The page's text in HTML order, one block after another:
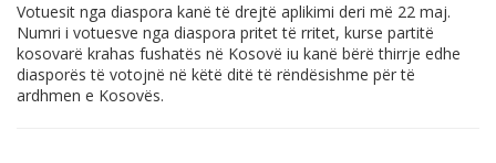
Votuesit nga diaspora kanë të drejtë aplikimi deri më 22 maj.
Numri i votuesve nga diaspora pritet të rritet, kurse partitë
kosovarë krahas fushatës në Kosovë iu kanë bërë thirrje edhe
diasporës të votojnë në këtë ditë të rëndësishme për të
ardhmen e Kosovës.